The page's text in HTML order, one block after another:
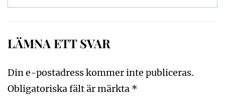
LÄMNA ETT SVAR
Din e-postadress kommer inte publiceras.
Obligatoriska fält är märkta *